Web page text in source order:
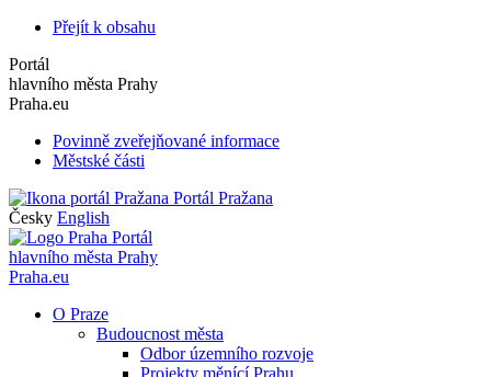
Přejít k obsahu
Portál
hlavního města Prahy
Praha.eu
Povinně zveřejňované informace
Městské části
Portál Pražana
Česky English
Portál
hlavního města Prahy
Praha.eu
O Praze
Budoucnost města
Odbor územního rozvoje
Projekty měnící Prahu